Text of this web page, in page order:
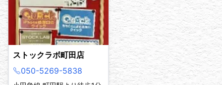
ストックラボ町田店
050-5269-5838